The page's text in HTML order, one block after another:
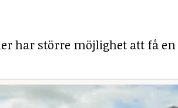
har större möjlighet att få